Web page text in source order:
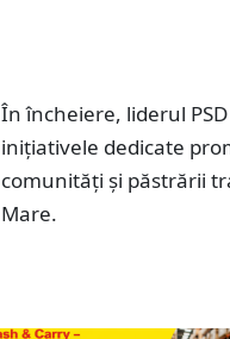
În încheiere, liderul
inițiativele dedicate
comunități și păstrării
Mare.